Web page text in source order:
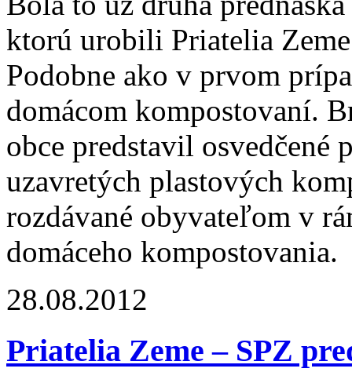
ktorú urobili Priatelia
Podobne ako v prvom
domácom kompostovaní.
obce predstavil
uzavretých plastových
rozdávané obyvateľom v
domáceho kompostovania.
28.08.2012
Priatelia Zeme – SPZ